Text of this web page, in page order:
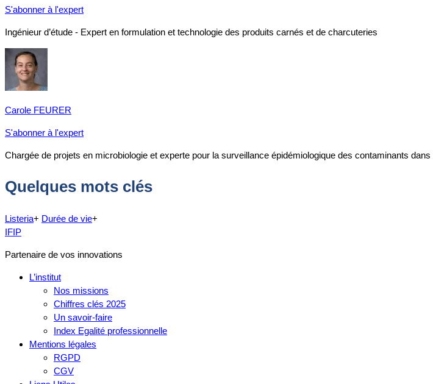
S'abonner à l'expert
Ingénieur d’étude - Expert en formulation et technologie des produits carnés et de charcuteries
Carole FEURER
S'abonner à l'expert
Chargée de projets en microbiologie et experte pour la surveillance épidémiologique des contaminants
Quelques mots clés
Listeria+ Durée de vie+
IFIP
Partenaire de vos innovations
L’institut
Nos missions
Chiffres clés 2025
Un savoir-faire
Index Egalité professionnelle
Mentions légales
RGPD
CGV